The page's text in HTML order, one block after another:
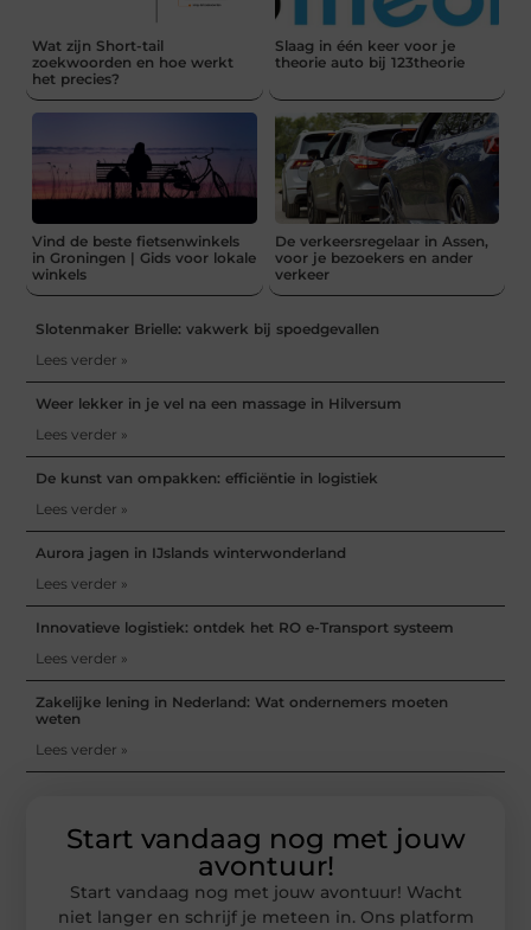
Wat zijn Short-tail
zoekwoorden en hoe werkt
het precies?
Slaag in één keer voor je
theorie auto bij 123theorie
Vind de beste fietsenwinkels
in Groningen | Gids voor lokale
winkels
De verkeersregelaar in Assen,
voor je bezoekers en ander
verkeer
Slotenmaker Brielle: vakwerk bij spoedgevallen
Lees verder »
Weer lekker in je vel na een massage in Hilversum
Lees verder »
De kunst van ompakken: efficiëntie in logistiek
Lees verder »
Aurora jagen in IJslands winterwonderland
Lees verder »
Innovatieve logistiek: ontdek het RO e-Transport systeem
Lees verder »
Zakelijke lening in Nederland: Wat ondernemers moeten
weten
Lees verder »
Start vandaag nog met jouw
avontuur!
Start vandaag nog met jouw avontuur! Wacht
niet langer en schrijf je meteen in. Ons platform